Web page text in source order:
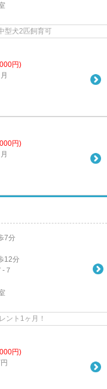
型犬2匹飼育可
円)
円)
7分
12分
-７
ント1ヶ月！
円)